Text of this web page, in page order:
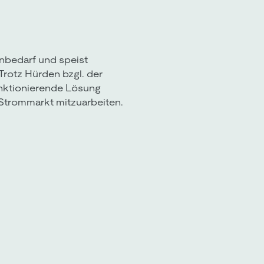
und speist
Hürden bzgl. der
Lösung
mitzuarbeiten.